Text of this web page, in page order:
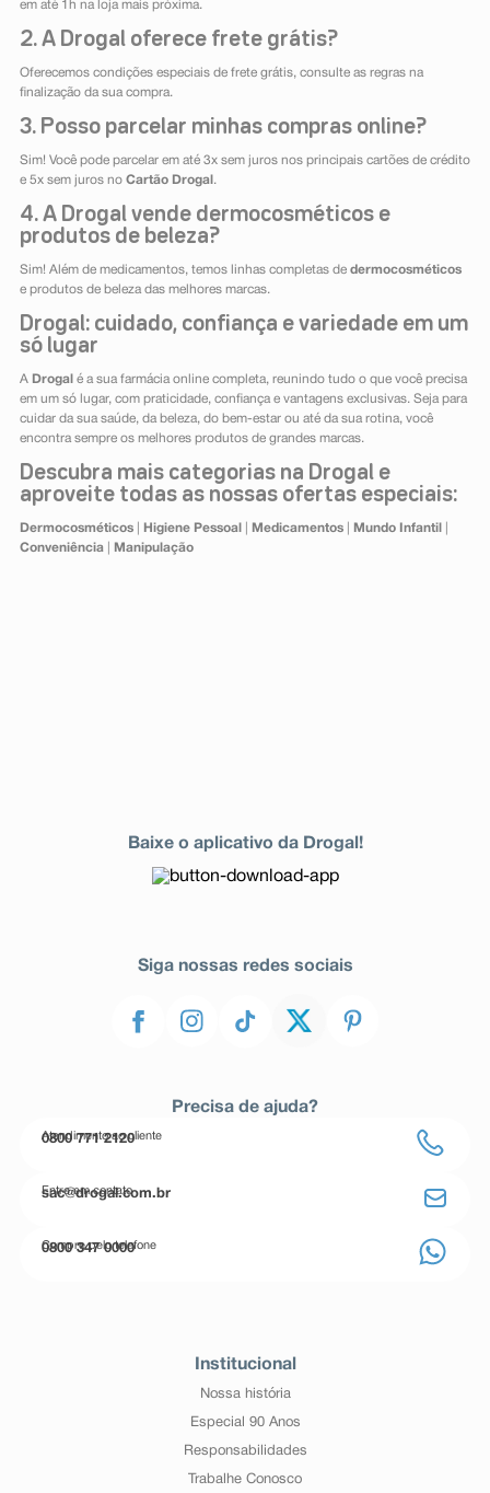
em até 1h na loja mais próxima.
2. A Drogal oferece frete grátis?
Oferecemos condições especiais de frete grátis, consulte as regras na
finalização da sua compra.
3. Posso parcelar minhas compras online?
Sim! Você pode parcelar em até 3x sem juros nos principais cartões de crédito
e 5x sem juros no Cartão Drogal .
4. A Drogal vende dermocosméticos e
produtos de beleza?
Sim! Além de medicamentos, temos linhas completas de dermocosméticos
e produtos de beleza das melhores marcas.
Drogal: cuidado, confiança e variedade em um
só lugar
A Drogal é a sua farmácia online completa, reunindo tudo o que você precisa
em um só lugar, com praticidade, confiança e vantagens exclusivas. Seja para
cuidar da sua saúde, da beleza, do bem-estar ou até da sua rotina, você
encontra sempre os melhores produtos de grandes marcas.
Descubra mais categorias na Drogal e
aproveite todas as nossas ofertas especiais:
Dermocosméticos| Higiene Pessoal Medicamentos| Mundo Infantil
Conveniência| Manipulação
Baixe o aplicativo da Drogal!
Siga nossas redes sociais
Precisa de ajuda?
Atendimento ao cliente
0800 771 2120
Entre em contato
sac@drogal.com.br
Compre pelo telefone
0800 347 0000
Institucional
Nossa história
Especial 90 Anos
Responsabilidades
Trabalhe Conosco